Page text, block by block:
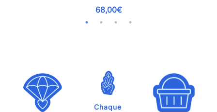
68,00€
Chaque